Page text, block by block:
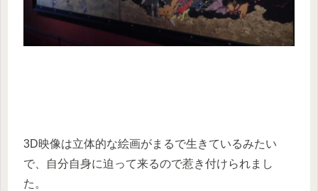
3D映像は立体的な絵画がまるで生きているみたい
で、自分自身に迫って来るので惹き付けられまし
た。